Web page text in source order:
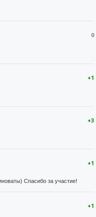
0
+1
+3
+1
Спасибо за участие!
+1